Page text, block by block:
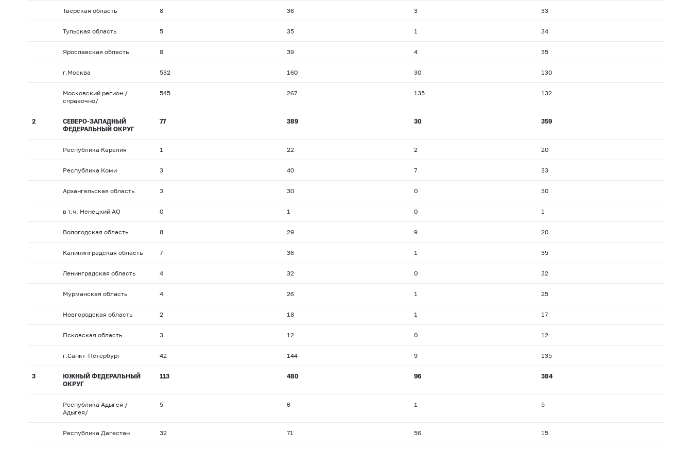
Тверская область 8 36 3 33
Тульская область 5 35 1 34
Ярославская область 8 39 4 35
г.Москва 532 160 30 130
Московский регион /
справочно/
545 267 135 132
2
СЕВЕРО-ЗАПАДНЫЙ
ФЕДЕРАЛЬНЫЙ ОКРУГ
77 389 30 359
Республика Карелия 1 22 2 20
Республика Коми 3 40 7 33
Архангельская область 3 30 0 30
в т.ч. Ненецкий АО 0 1 0 1
Вологодская область 8 29 9 20
Калининградская область 7 36 1 35
Ленинградская область 4 32 0 32
Мурманская область 4 26 1 25
Новгородская область 2 18 1 17
Псковская область 3 12 0 12
г.Санкт-Петербург 42 144 9 135
3
ЮЖНЫЙ ФЕДЕРАЛЬНЫЙ
ОКРУГ
113 480 96 384
Республика Адыгея /
Адыгея/
5 6 1 5
Республика Дагестан 32 71 56 15